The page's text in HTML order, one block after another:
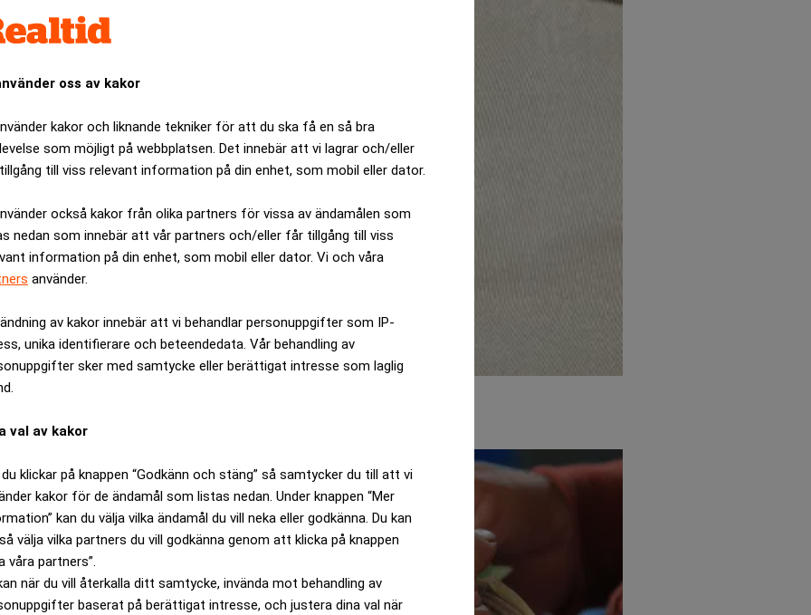
oss av kakor
kakor och liknande tekniker för att du ska få en så bra
som möjligt på webbplatsen. Det innebär att vi lagrar och/eller
till viss relevant information på din enhet, som mobil eller dator.
också kakor från olika partners för vissa av ändamålen som
nedan som innebär att vår partners och/eller får tillgång till viss
information på din enhet, som mobil eller dator. Vi och våra
använder.
av kakor innebär att vi behandlar personuppgifter som IP-
unika identifierare och beteendedata. Vår behandling av
sker med samtycke eller berättigat intresse som laglig
val av kakor
klickar på knappen “Godkänn och stäng” så samtycker du till att vi
kakor för de ändamål som listas nedan. Under knappen “Mer
kan du välja vilka ändamål du vill neka eller godkänna. Du kan
välja vilka partners du vill godkänna genom att klicka på knappen
våra partners”.
när du vill återkalla ditt samtycke, invända mot behandling av
baserat på berättigat intresse, och justera dina val när
– så hög är månadslönen